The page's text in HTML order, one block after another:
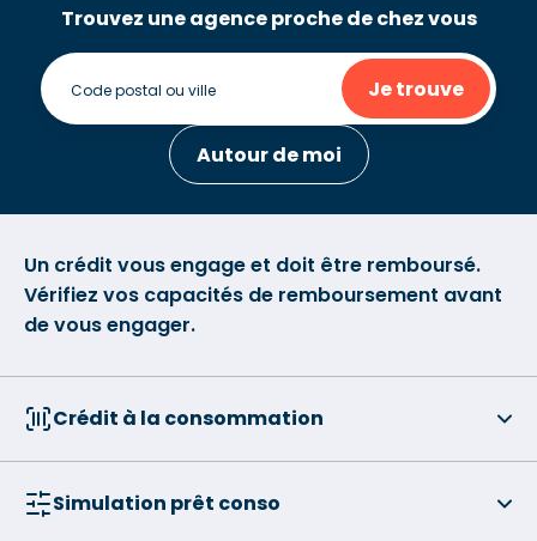
Trouvez une agence proche de chez vous
Je trouve
Autour de moi
Un crédit vous engage et doit être remboursé.
Vérifiez vos capacités de remboursement avant
de vous engager.
Crédit à la consommation
Simulation prêt conso